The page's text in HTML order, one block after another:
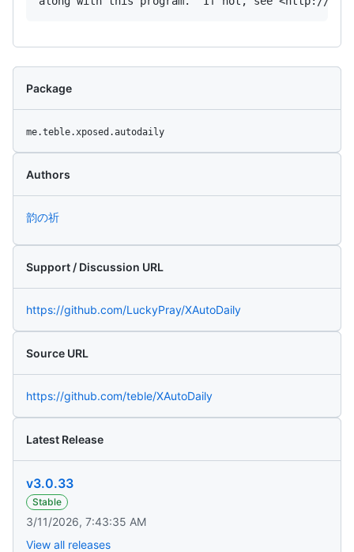
Package
me.teble.xposed.autodaily
Authors
韵の祈
Support / Discussion URL
https://github.com/LuckyPray/XAutoDaily
Source URL
https://github.com/teble/XAutoDaily
Latest Release
v3.0.33
Stable
3/11/2026, 7:43:35 AM
View all releases